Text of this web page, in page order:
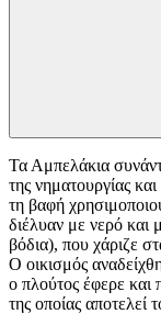
Τα Αμπελάκια
της νηματουργίας
τη βαφή
διέλυαν με νερό και
βόδια), που χάριζε
Ο οικισμός
ο πλούτος έφερε και
της οποίας αποτελεί